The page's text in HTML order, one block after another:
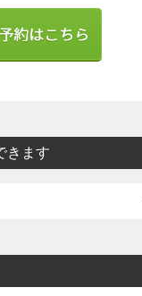
きます